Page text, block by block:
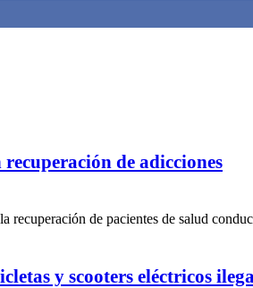
de adicciones
de pacientes de salud
y scooters eléctricos